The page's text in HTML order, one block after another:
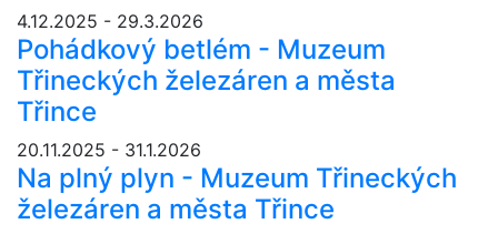
4.12.2025 - 29.3.2026
Pohádkový betlém - Muzeum
Třineckých železáren a města
Třince
20.11.2025 - 31.1.2026
Na plný plyn - Muzeum Třineckých
železáren a města Třince